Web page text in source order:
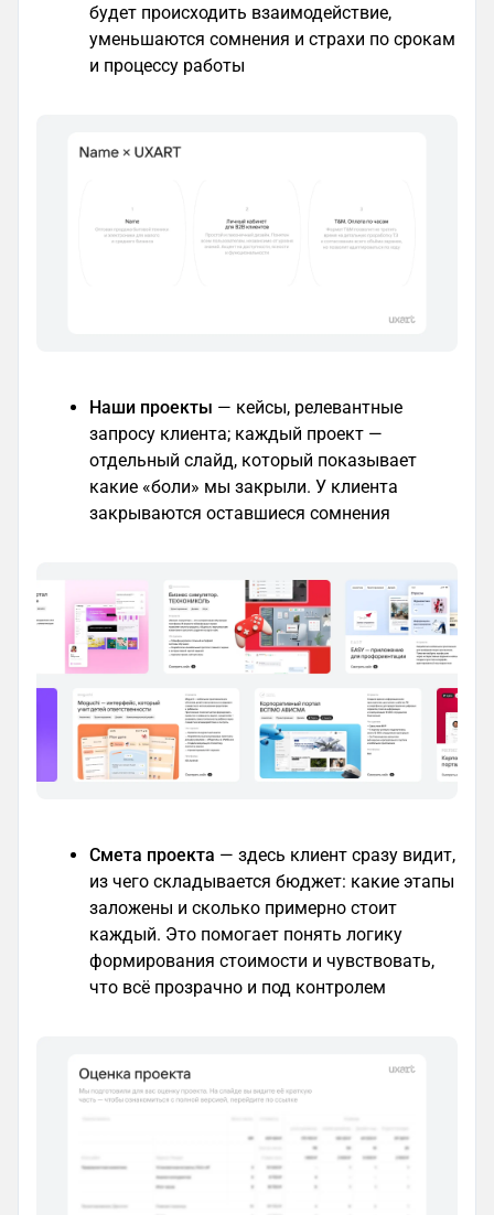
будет происходить взаимодействие,
уменьшаются сомнения и страхи по срокам
и процессу работы
Наши проекты — кейсы, релевантные
запросу клиента; каждый проект —
отдельный слайд, который показывает
какие «боли» мы закрыли. У клиента
закрываются оставшиеся сомнения
Смета проекта — здесь клиент сразу видит,
из чего складывается бюджет: какие этапы
заложены и сколько примерно стоит
каждый. Это помогает понять логику
формирования стоимости и чувствовать,
что всё прозрачно и под контролем